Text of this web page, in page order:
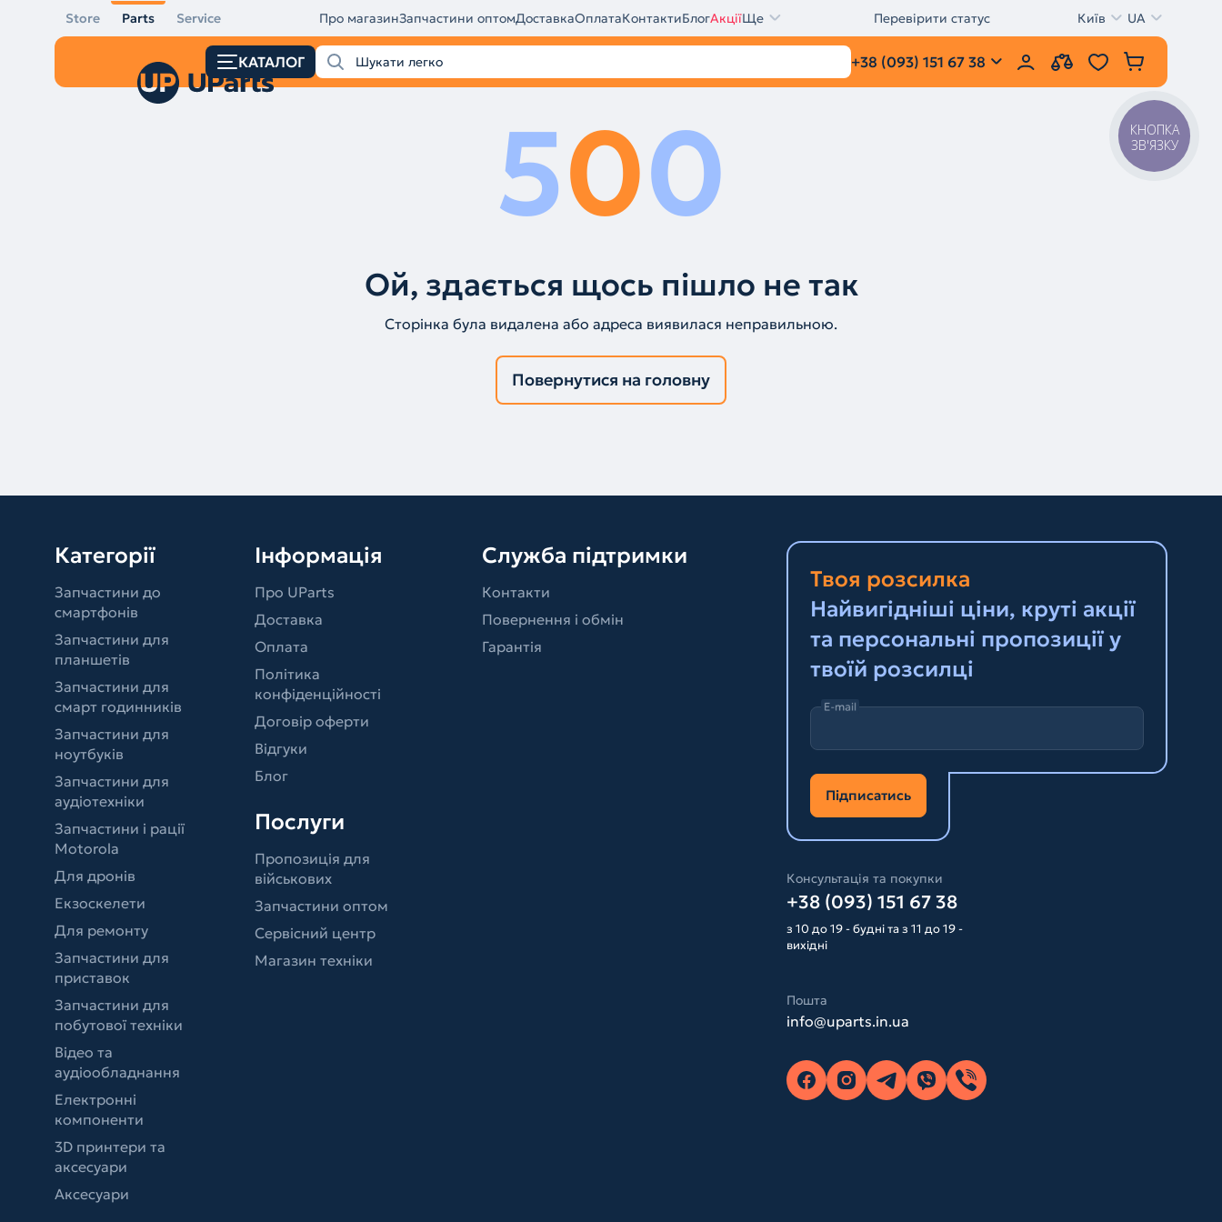
Store Parts Service Про магазинЗапчастини оптомДоставкаОплатаКонтактиБлогАкціїЩе Перевірити статус Київ UA
КАТАЛОГ +38 (093) 151 67 38
500
Ой, здається щось пішло не так
Сторінка була видалена або адреса виявилася неправильною.
Повернутися на головну
Категорії
Запчастини до
смартфонів
Запчастини для
планшетів
Запчастини для
смарт годинників
Запчастини для
ноутбуків
Запчастини для
аудіотехніки
Запчастини і рації
Motorola
Для дронів
Екзоскелети
Для ремонту
Запчастини для
приставок
Запчастини для
побутової техніки
Відео та
аудіообладнання
Електронні
компоненти
3D принтери та
аксесуари
Аксесуари
Інформація
Про UParts
Доставка
Оплата
Політика
конфіденційності
Договір оферти
Відгуки
Блог
Послуги
Пропозиція для
військових
Запчастини оптом
Сервісний центр
Магазин техніки
Служба підтримки
Контакти
Повернення і обмін
Гарантія
Твоя розсилка
Найвигідніші ціни, круті акції
та персональні пропозиції у
твоїй розсилці
E-mail
Підписатись
Консультація та покупки
+38 (093) 151 67 38
з 10 до 19 - будні та з 11 до 19 -
вихідні
Пошта
info@uparts.in.ua
КНОПКА
ЗВ'ЯЗКУ